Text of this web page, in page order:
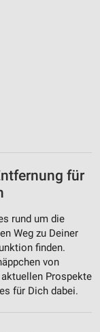
für
rund um die
Weg zu Deiner
finden.
von
Prospekte
für Dich dabei.